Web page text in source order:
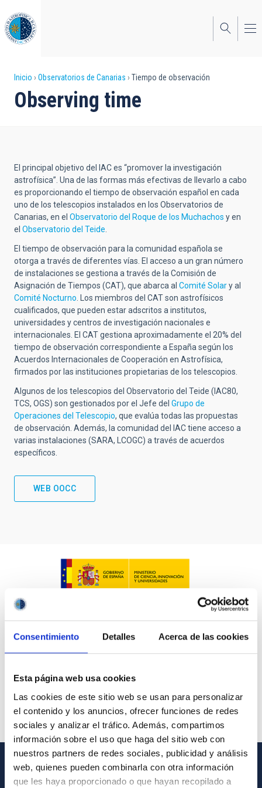
Consentimiento Detalles Acerca de las cookies
Esta página web usa cookies
Las cookies de este sitio web se usan para personalizar
el contenido y los anuncios, ofrecer funciones de redes
sociales y analizar el tráfico. Además, compartimos
información sobre el uso que haga del sitio web con
nuestros partners de redes sociales, publicidad y análisis
web, quienes pueden combinarla con otra información
que les haya proporcionado o que hayan recopilado a
al
contenido
principal
Sobrescribir
enlaces
a
la
navegación
Inicio Observatorios de Canarias Tiempo de observación
Observing time
El principal objetivo del IAC es “promover la investigación
astrofísica”. Una de las formas más efectivas de llevarlo a cabo
es proporcionando el tiempo de observación español en cada
uno de los telescopios instalados en los Observatorios de
Canarias, en el Observatorio del Roque de los Muchachos y en
el Observatorio del Teide
El tiempo de observación para la comunidad española se
otorga a través de diferentes vías. El acceso a un gran número
de instalaciones se gestiona a través de la Comisión de
Asignación de Tiempos (CAT), que abarca al Comité Solary al
Comité Nocturno . Los miembros del CAT son astrofísicos
cualificados, que pueden estar adscritos a institutos,
universidades y centros de investigación nacionales e
internacionales. El CAT gestiona aproximadamente el 20% del
tiempo de observación correspondiente a España según los
Acuerdos Internacionales de Cooperación en Astrofísica,
firmados por las instituciones propietarias de los telescopios.
Algunos de los telescopios del Observatorio del Teide (IAC80,
TCS, OGS) son gestionados por el Jefe del Grupo de
Operaciones del Telescopio, que evalúa todas las propuestas
de observación. Además, la comunidad del IAC tiene acceso a
varias instalaciones (SARA, LCOGC) a través de acuerdos
específicos.
WEB OOCC
INFORMACIÓN GENERAL